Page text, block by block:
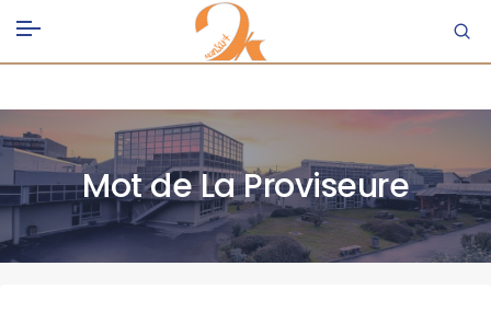
Mot de La Proviseure